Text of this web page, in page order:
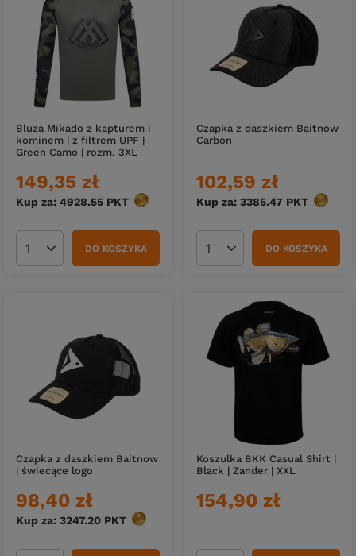
Bluza Mikado z kapturem i
kominem | z filtrem UPF |
Green Camo | rozm. 3XL
149,35 zł
Kup za: 4928.55 PKT punktów
Ilość produktówDO KOSZYKA
Czapka z daszkiem Baitnow
Carbon
102,59 zł
Kup za: 3385.47 PKT
Ilość produktówDO KOSZYKA
Czapka z daszkiem Baitnow
| świecące logo
98,40 zł
Kup za: 3247.20 PKT punktów
Koszulka BKK Casual Shirt |
Black | Zander | XXL
154,90 zł